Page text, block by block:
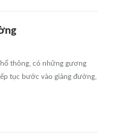
thông, có những gương
tục bước vào giảng đường,